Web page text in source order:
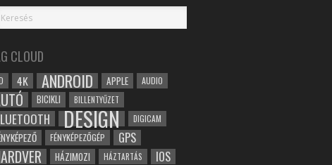
CLOUD
4K ANDROID APPLE AUDIO
BICIKLI BILLENTYŰZET
DESIGN DIGICAM
FÉNYKÉPEZŐGÉP GPS
HÁZIMOZI HÁZTARTÁS IOS